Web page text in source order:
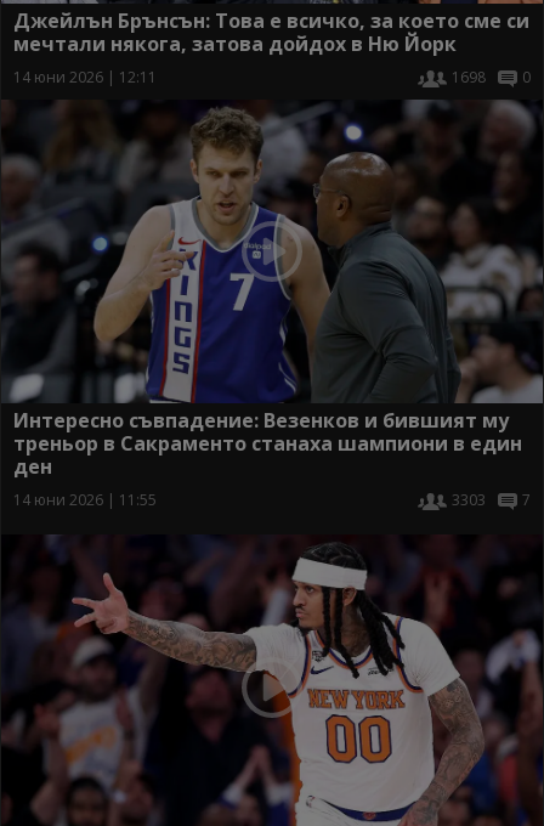
Джейлън Брънсън: Това е всичко, за което сме си
мечтали някога, затова дойдох в Ню Йорк
14 юни 2026 | 12:11 1698 0
Интересно съвпадение: Везенков и бившият му
треньор в Сакраменто станаха шампиони в един
ден
14 юни 2026 | 11:55 3303 7